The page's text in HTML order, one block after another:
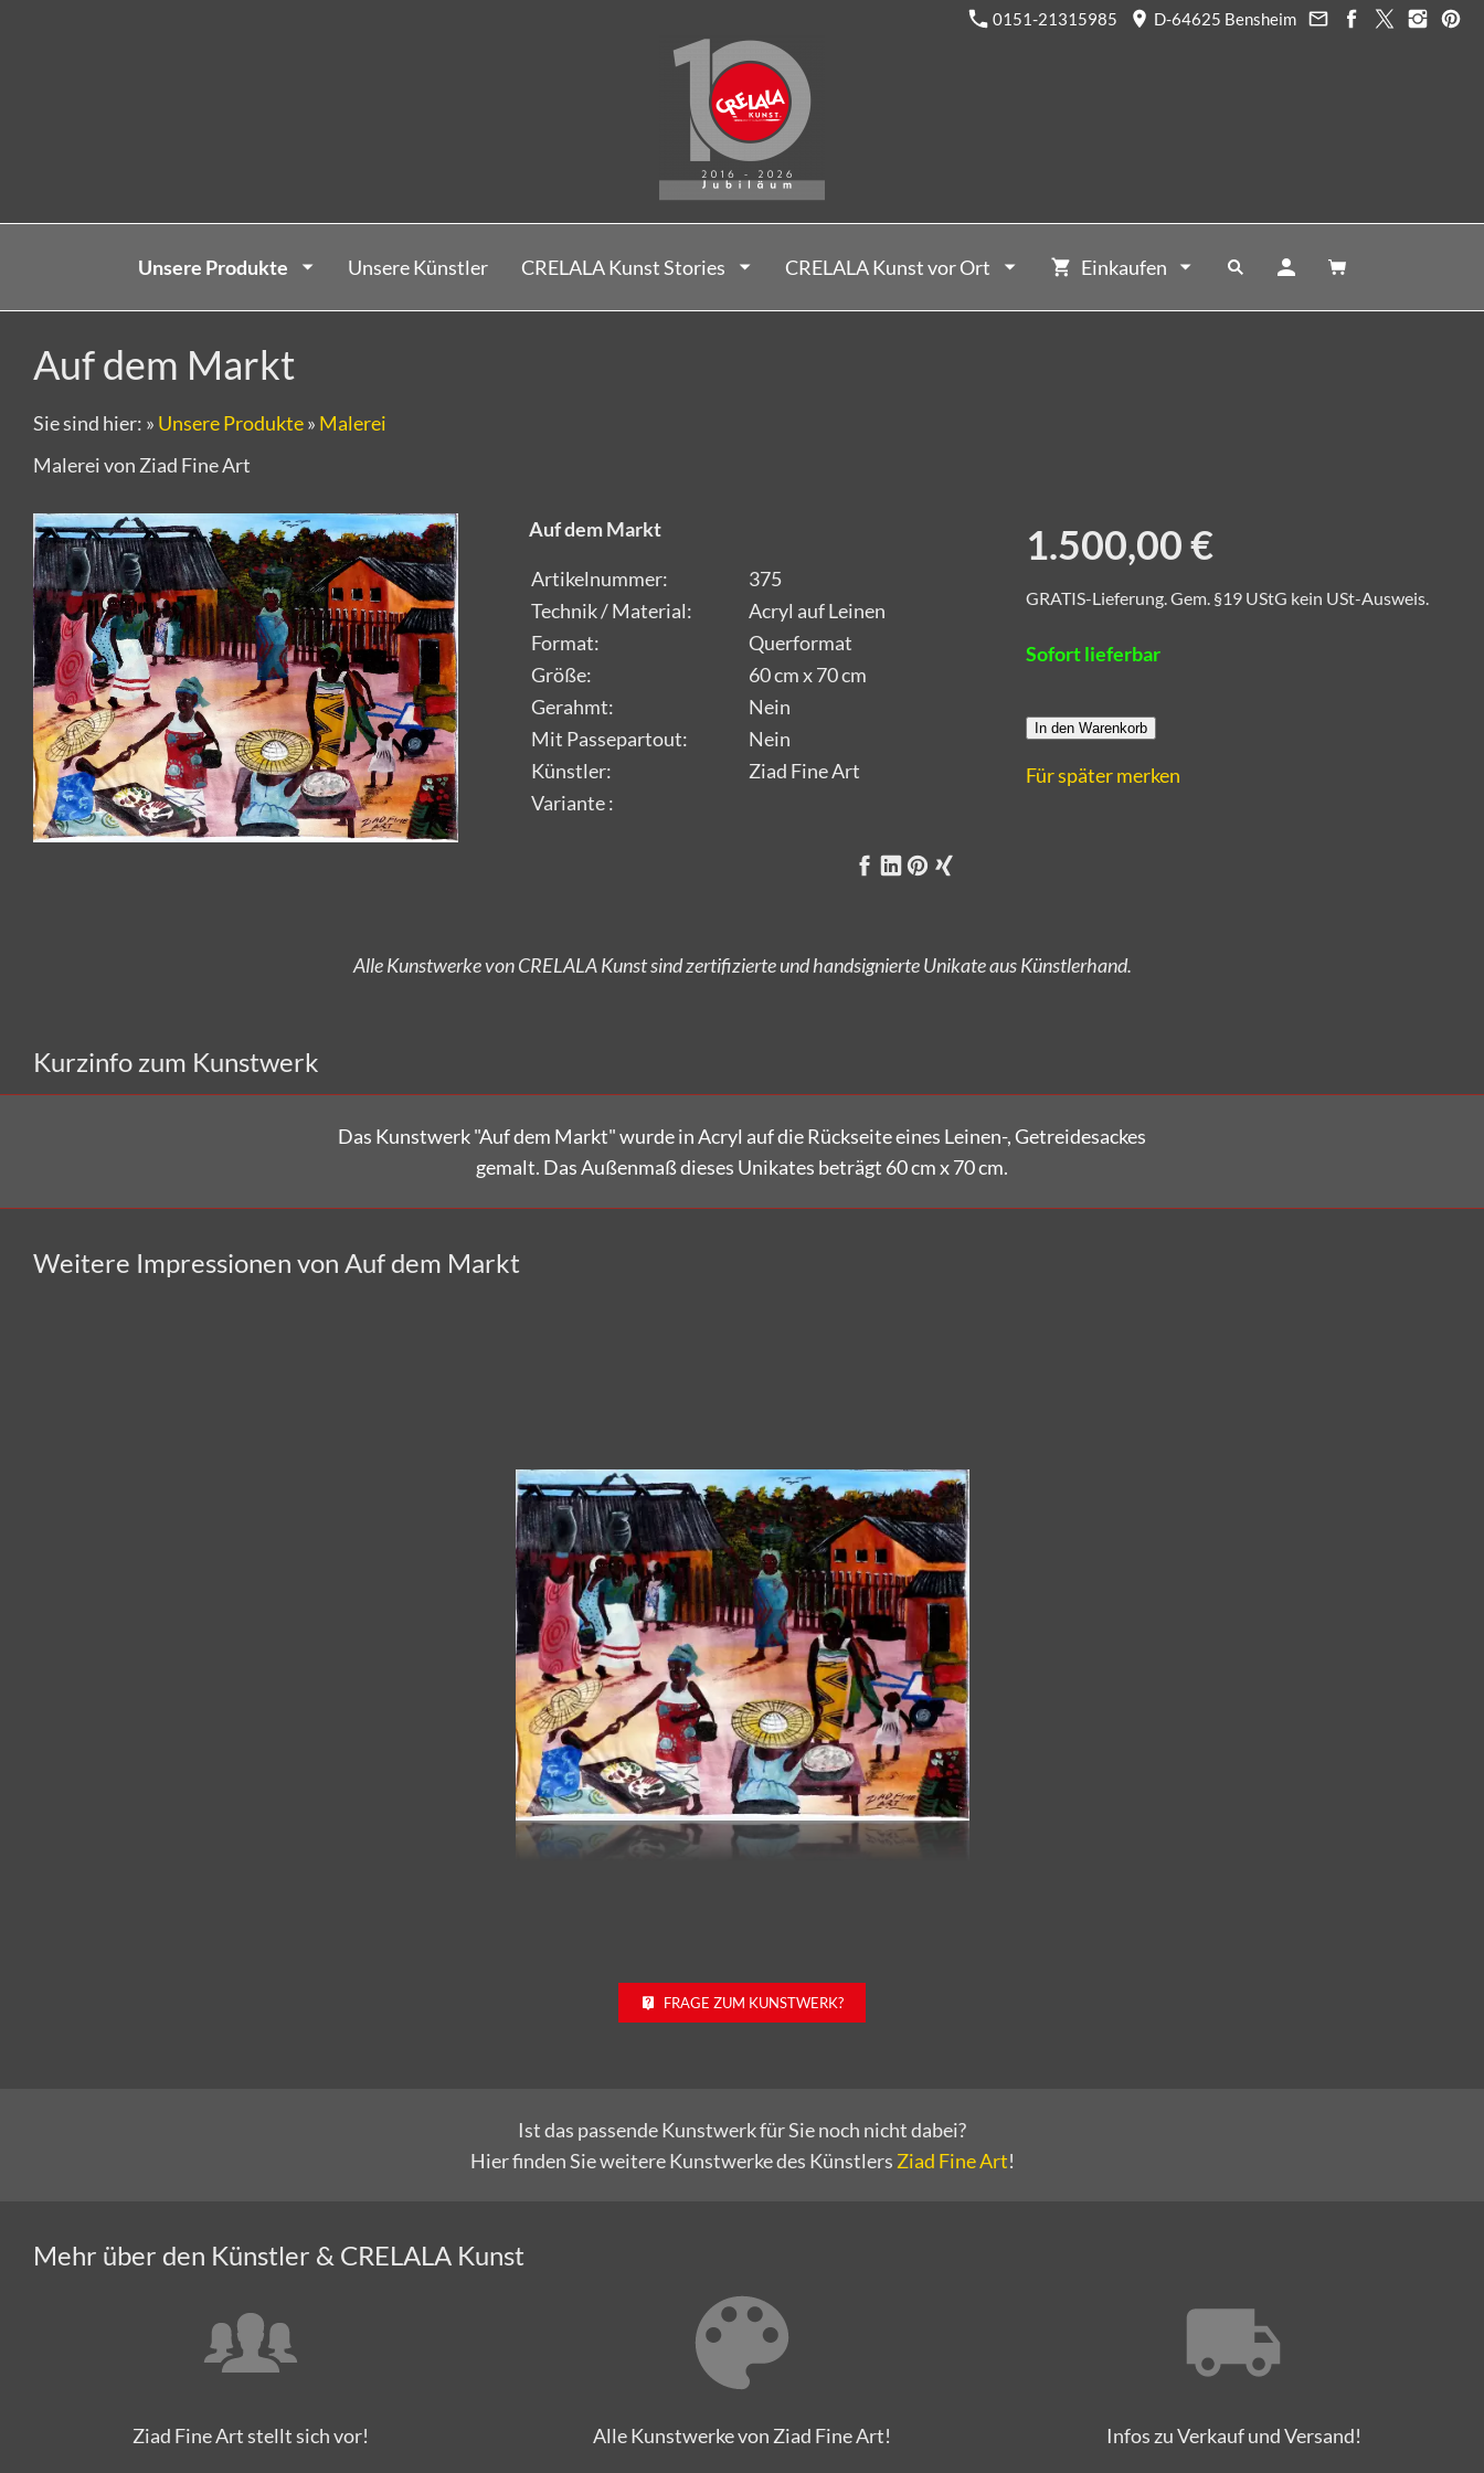
0151-21315985 D-64625 Bensheim
Unsere Produkte Unsere Künstler CRELALA Kunst Stories CRELALA Kunst vor Ort Einkaufen
Auf dem Markt
Sie sind hier: » Unsere Produkte» Malerei
Malerei von Ziad Fine Art
Auf dem Markt
Artikelnummer:
375
Technik / Material:
Acryl auf Leinen
Format:
Querformat
Größe:
60 cm x 70 cm
Gerahmt:
Nein
Mit Passepartout:
Nein
Künstler:
Ziad Fine Art
Variante :
1.500,00 €
GRATIS-Lieferung. Gem. §19 UStG kein USt-Ausweis.
Sofort lieferbar
In den Warenkorb
Für später merken
Kurzinfo zum Kunstwerk
Das Kunstwerk "Auf dem Markt"wurde in Acryl auf die Rückseite eines Leinen-, Getreidesackes
gemalt. Das Außenmaß dieses Unikates beträgt 60 cm x 70 cm.
Weitere Impressionen von Auf dem Markt
FRAGE ZUM KUNSTWERK?
Ist das passende Kunstwerk für Sie noch nicht dabei?
Hier finden Sie weitere Kunstwerke des Künstlers Ziad Fine Art!
Mehr über den Künstler & CRELALA Kunst
Ziad Fine Art stellt sich vor! Alle Kunstwerke von Ziad Fine Art! Infos zu Verkauf und Versand!